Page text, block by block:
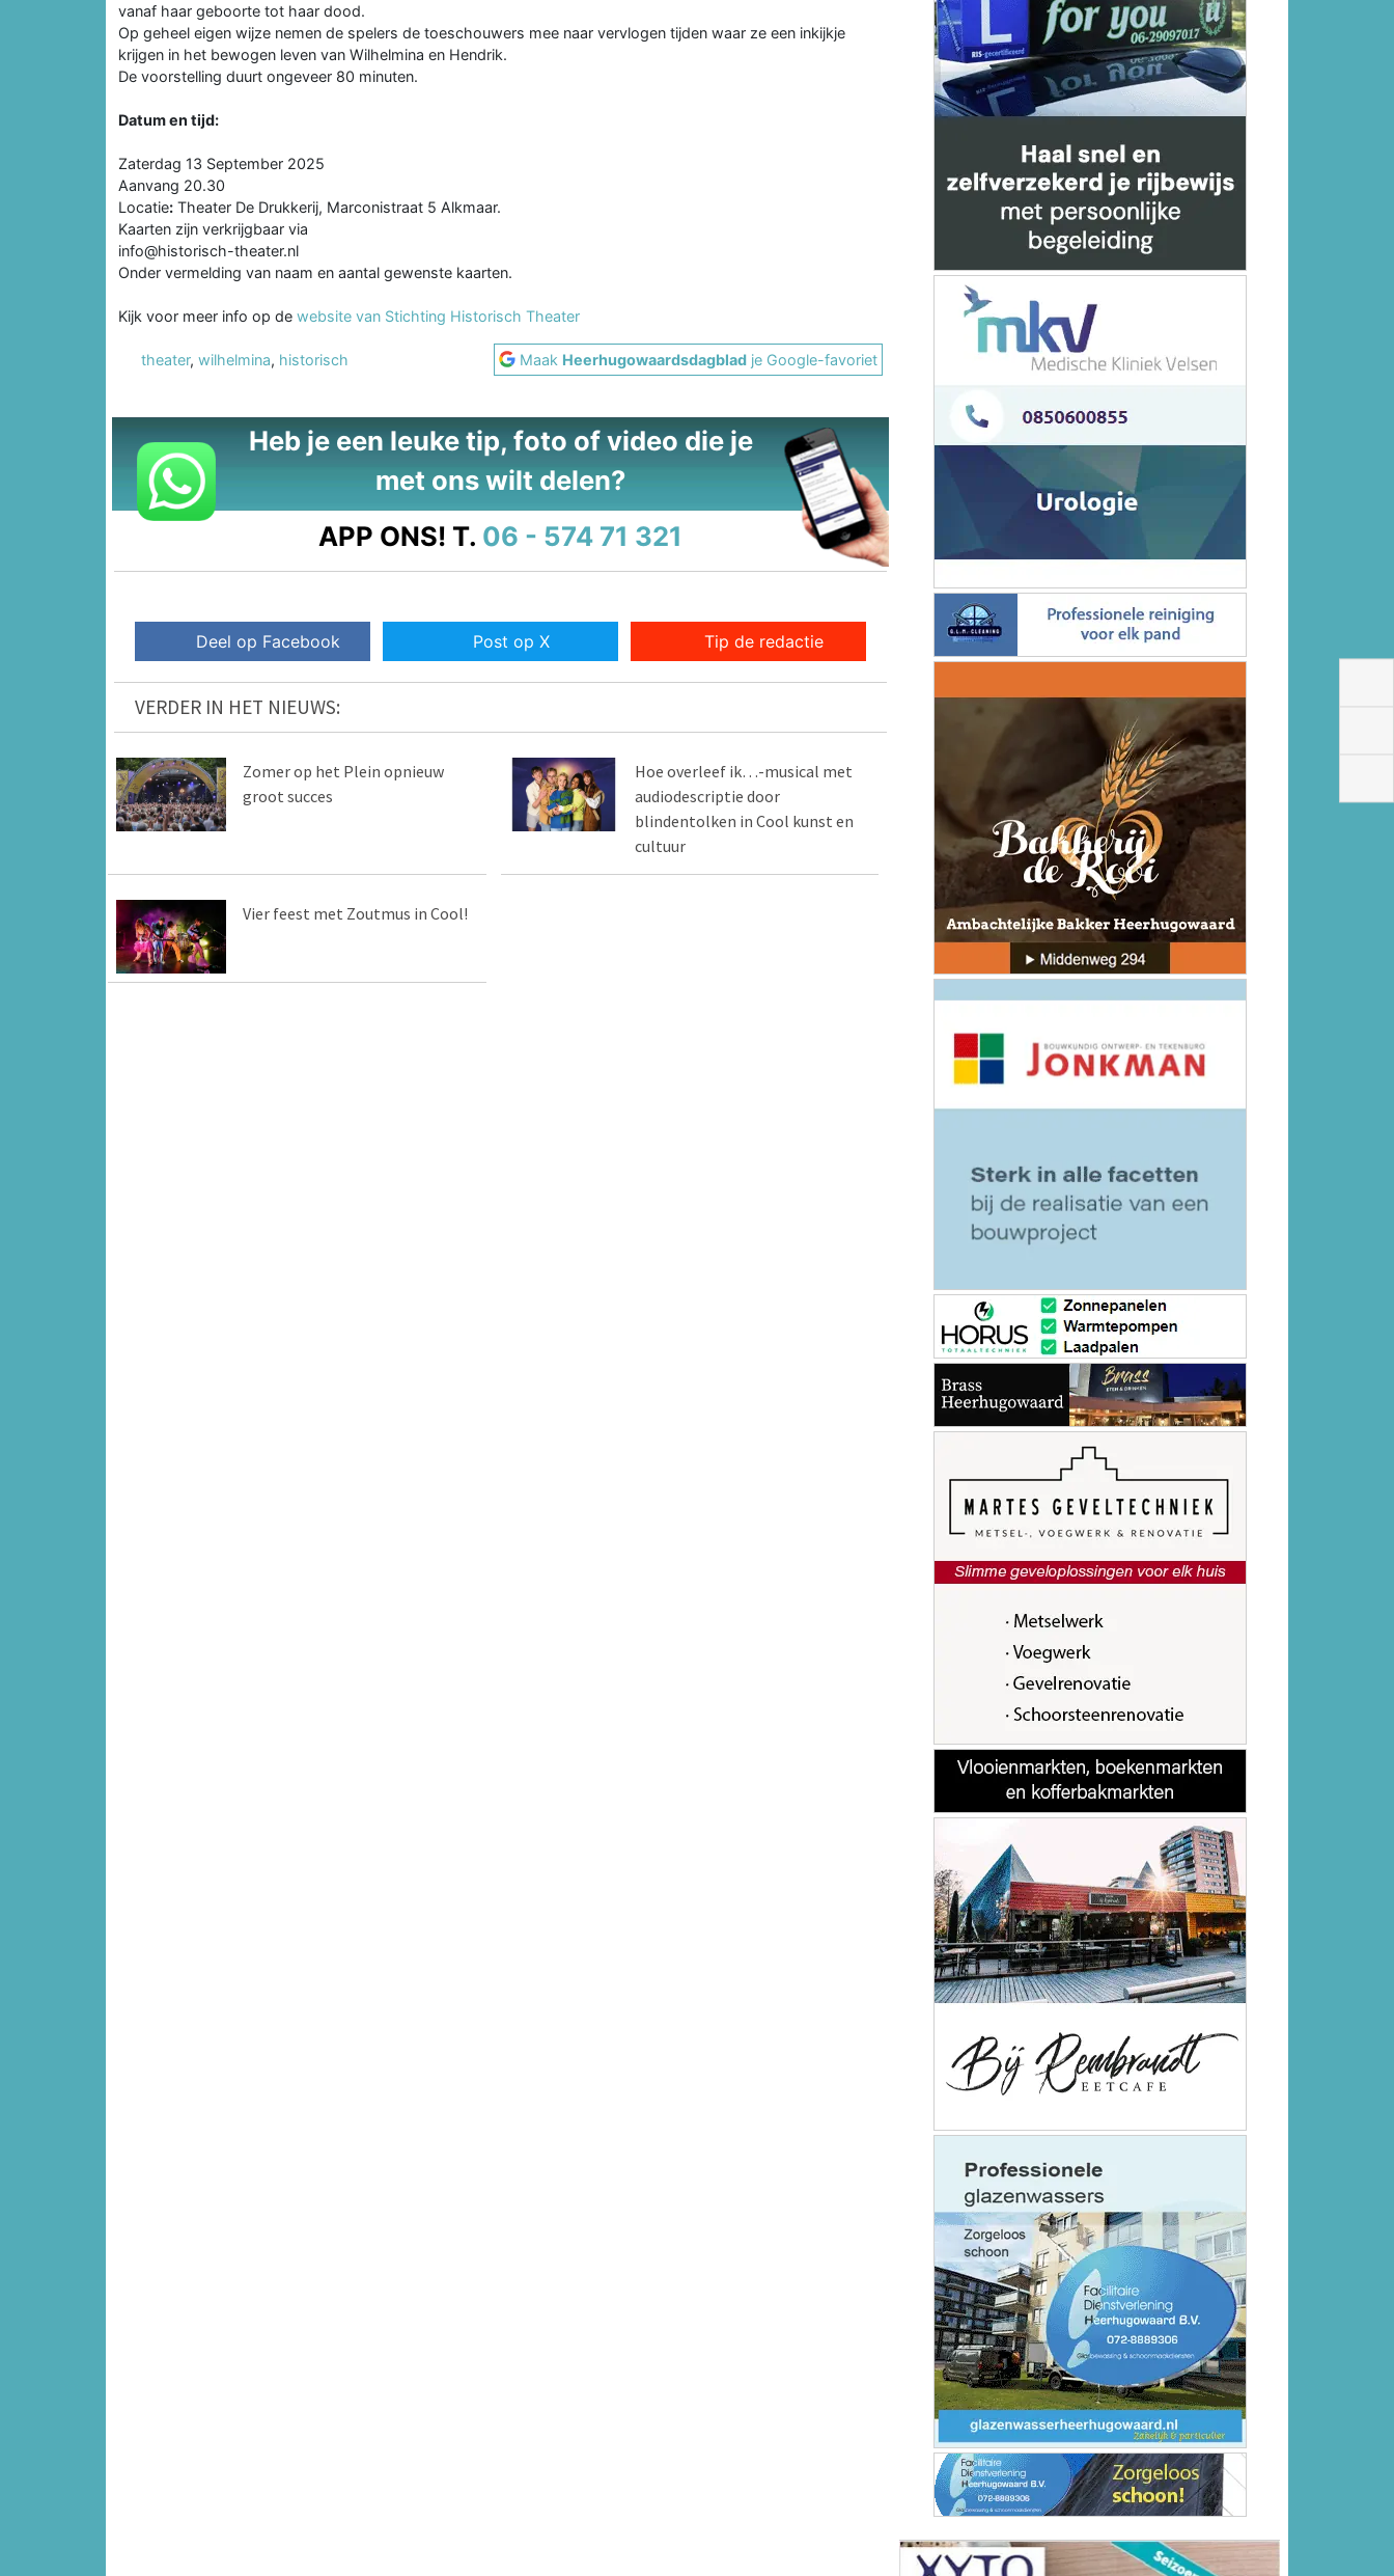
vanaf haar geboorte tot haar dood.
Op geheel eigen wijze nemen de spelers de toeschouwers mee naar vervlogen tijden waar ze een inkijkje
krijgen in het bewogen leven van Wilhelmina en Hendrik.
De voorstelling duurt ongeveer 80 minuten.
Datum en tijd:
Zaterdag 13 September 2025
Aanvang 20.30
Locatie: Theater De Drukkerij, Marconistraat 5 Alkmaar.
Kaarten zijn verkrijgbaar via
info@historisch-theater.nl
Onder vermelding van naam en aantal gewenste kaarten.
Kijk voor meer info op de website van Stichting Historisch Theater
theater, wilhelmina, historisch Maak Heerhugowaardsdagblad je Google-favoriet
Heb je een leuke tip, foto of video die je
met ons wilt delen?
APP ONS! T. 06 - 574 71 321
Deel op Facebook Post op X Tip de redactie
VERDER IN HET NIEUWS:
Zomer op het Plein opnieuw
groot succes
Hoe overleef ik…-musical met
audiodescriptie door
blindentolken in Cool kunst en
cultuur
Vier feest met Zoutmus in Cool!